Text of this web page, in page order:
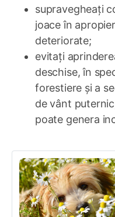
supravegheați
joace în
deteriorate;
evitați
deschise, în
forestiere și a
de vânt
poate genera